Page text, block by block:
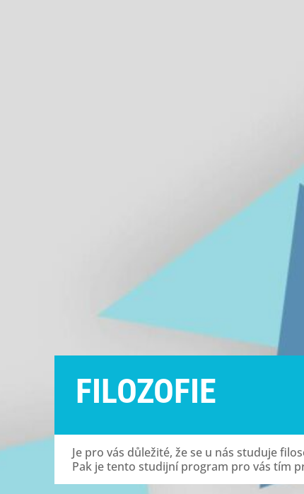
FILOZOFIE
Je pro vás důležité, že se u nás studuje
Pak je tento studijní program pro vás tím